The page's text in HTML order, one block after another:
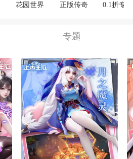
花园世界 正版传奇 0.1折专区
专题